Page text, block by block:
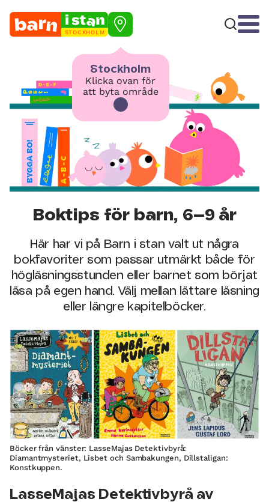
STOCKHOLM
Stockholm
Klicka ovan för
att byta område
Boktips för barn, 6–9 år
Här har vi på Barn i stan valt ut några
bokfavoriter som passar utmärkt både för
högläsningsstunden eller barnet som börjat
läsa på egen hand. Välj mellan lättare läsning
eller längre kapitelböcker.
Böcker från vänster: LasseMajas Detektivbyrå:
Diamantmysteriet, Lisbet och Sambakungen, Dillstaligan:
Konstkuppen.
LasseMajas Detektivbyrå av